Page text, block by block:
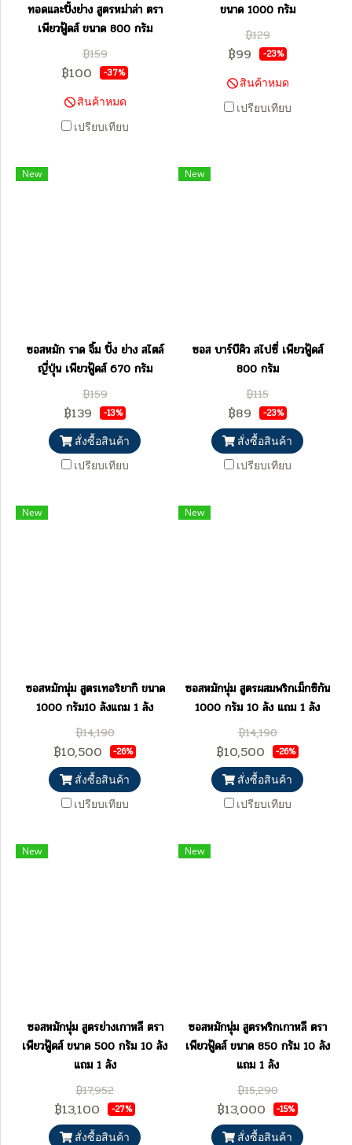
ทอดและปิ้งย่าง สูตรหม่าล่า ตรา
เพียวฟู้ดส์ ขนาด 800 กรัม
฿159
฿100 -37%
สินค้าหมด
เปรียบเทียบ
ขนาด 1000 กรัม
฿129
฿99 -23%
สินค้าหมด
เปรียบเทียบ
New
ซอสหมัก ราด จิ้ม ปิ้ง ย่าง สไตล์
ญี่ปุ่น เพียวฟู้ดส์ 670 กรัม
฿159
฿139 -13%
สั่งซื้อสินค้า
เปรียบเทียบ
New
ซอส บาร์บีคิว สไปซี่ เพียวฟู้ดส์
800 กรัม
฿115
฿89 -23%
สั่งซื้อสินค้า
เปรียบเทียบ
New
ซอสหมักนุ่ม สูตรเทอริยากิ ขนาด
1000 กรัม10 ลังแถม 1 ลัง
฿14,190
฿10,500 -26%
สั่งซื้อสินค้า
เปรียบเทียบ
New
ซอสหมักนุ่ม สูตรผสมพริกเม็กซิกัน
1000 กรัม 10 ลัง แถม 1 ลัง
฿14,190
฿10,500 -26%
สั่งซื้อสินค้า
เปรียบเทียบ
New
ซอสหมักนุ่ม สูตรย่างเกาหลี ตรา
เพียวฟู้ดส์ ขนาด 500 กรัม 10 ลัง
แถม 1 ลัง
฿17,952
฿13,100 -27%
สั่งซื้อสินค้า
New
ซอสหมักนุ่ม สูตรพริกเกาหลี ตรา
เพียวฟู้ดส์ ขนาด 850 กรัม 10 ลัง
แถม 1 ลัง
฿15,290
฿13,000 -15%
สั่งซื้อสินค้า